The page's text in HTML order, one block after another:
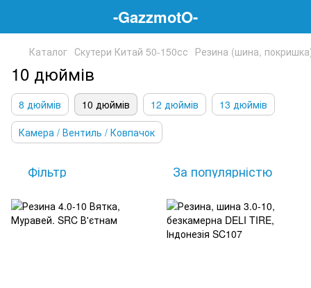
-GazzmotO-
Каталог Скутери Китай 50-150сс Резина (шина,
10 дюймів
8 дюймів 10 дюймів 12 дюймів
13 дюймів
Камера / Вентиль / Ковпачок
Фільтр За популярністю